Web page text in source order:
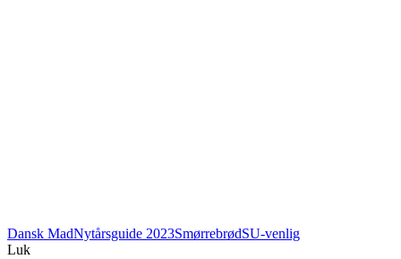
Dansk MadNytårsguide 2023SmørrebrødSU-venlig
Luk